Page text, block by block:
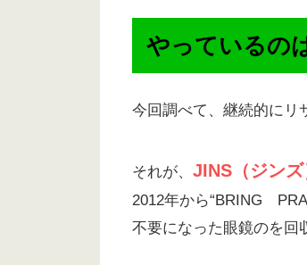
やっているの
今回調べて、継続的にリ
それが、 JINS（ジンズ
2012年から“BRING
不要になった眼鏡のを回